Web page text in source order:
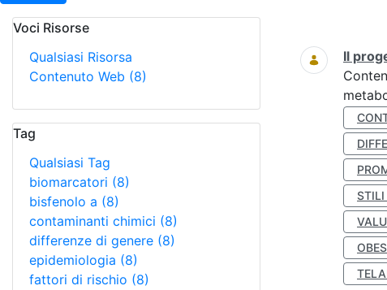
Voci Risorse
Qualsiasi Risorsa
Contenuto Web (8)
Tag
Qualsiasi Tag
biomarcatori (8)
bisfenolo a (8)
contaminanti chimici (8)
differenze di genere (8)
epidemiologia (8)
fattori di rischio (8)
Ricerca
Il
STILI